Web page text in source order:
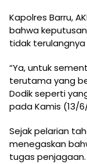
Kapolres Barru,
bahwa
tidak terulangnya
“Ya, untuk
terutama yang
Dodik seperti
pada Kamis (13/
Sejak pelarian
menegaskan
tugas penjagaan.